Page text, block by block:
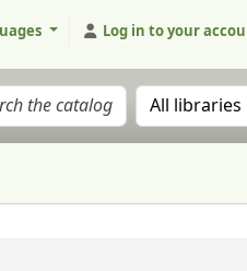
Log in to your
Search the